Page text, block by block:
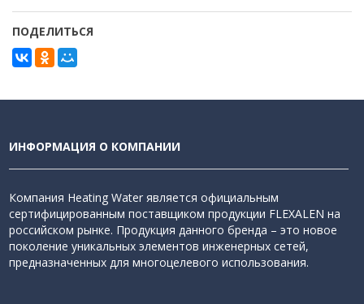
ПОДЕЛИТЬСЯ
ИНФОРМАЦИЯ О КОМПАНИИ
Компания Heating Water является официальным
сертифицированным поставщиком продукции FLEXALEN на
российском рынке. Продукция данного бренда – это новое
поколение уникальных элементов инженерных сетей,
предназначенных для многоцелевого использования.